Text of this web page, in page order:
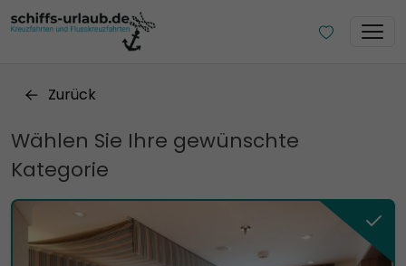
Zurück
Wählen Sie Ihre gewünschte
Kategorie